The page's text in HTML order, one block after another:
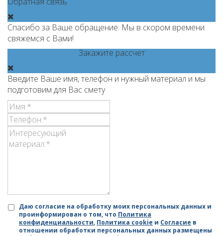
Спасибо за Ваше обращение. Мы в скором времени
свяжемся с Вами!
Закажите рассчет
Введите Ваше имя, телефон и нужный материал и мы
подготовим для Вас смету
Даю согласие на обработку моих персональных данных и
проинформирован о том, что Политика
конфиденциальности, Политика cookie и Согласие в
отношении обработки персональных данных размещены